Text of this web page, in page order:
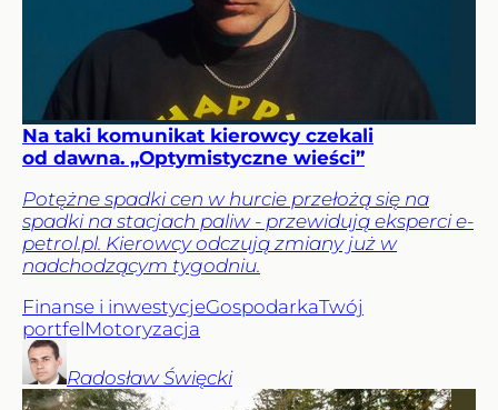
Na taki komunikat kierowcy czekali
od dawna. „Optymistyczne wieści”
Potężne spadki cen w hurcie przełożą się na
spadki na stacjach paliw - przewidują eksperci e-
petrol.pl. Kierowcy odczują zmiany już w
nadchodzącym tygodniu.
Finanse i inwestycjeGospodarkaTwój
portfelMotoryzacja
Radosław Święcki